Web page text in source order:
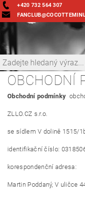
+420 732 564 307
OBCHODNÍ
Obchodní podmínky
ZLLO.CZ s.r.o.
se sídlem V dolině 1515/
identifikační číslo:
korespondenční adresa:
Martin Poddaný, V uličce